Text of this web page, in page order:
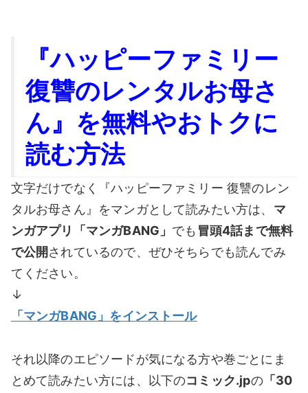
『ハッピーファミリー
復讐のレンタルお母さ
ん』を無料やおトクに
読む方法
文字だけでなく『ハッピーファミリー 復讐のレン
タルお母さん』をマンガとして読みたい方は、 マ
ンガアプリ「マンガBANG」 でも 冒頭4話まで無料
で公開されているので、ぜひそちらでも読んでみ
てください。
↓
「マンガBANG 」をインストール
それ以降のエピソードが気になる方や巻ごとにま
とめて読みたい方には、以下のコミック.jpの「30